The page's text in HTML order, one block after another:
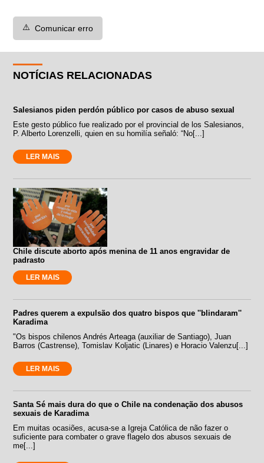
⚠️ Comunicar erro
NOTÍCIAS RELACIONADAS
Salesianos piden perdón público por casos de abuso sexual
Este gesto público fue realizado por el provincial de los Salesianos,
P. Alberto Lorenzelli, quien en su homilía señaló: “No[...]
LER MAIS
Chile discute aborto após menina de 11 anos engravidar de
padrasto
LER MAIS
Padres querem a expulsão dos quatro bispos que ''blindaram''
Karadima
"Os bispos chilenos Andrés Arteaga (auxiliar de Santiago), Juan
Barros (Castrense), Tomislav Koljatic (Linares) e Horacio Valenzu[...]
LER MAIS
Santa Sé mais dura do que o Chile na condenação dos abusos
sexuais de Karadima
Em muitas ocasiões, acusa-se a Igreja Católica de não fazer o
suficiente para combater o grave flagelo dos abusos sexuais de
me[...]